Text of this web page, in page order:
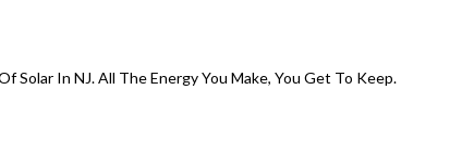
In NJ. All The Energy You Make, You Get To Keep.